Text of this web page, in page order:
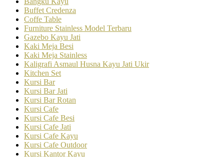
Buffet Credenza
Coffe Table
Furniture Stainless Model Terbaru
Gazebo Kayu Jati
Kaki Meja Besi
Kaki Meja Stainless
Kaligrafi Asmaul Husna Kayu Jati Ukir
Kitchen Set
Kursi Bar
Kursi Bar Jati
Kursi Bar Rotan
Kursi Cafe
Kursi Cafe Besi
Kursi Cafe Jati
Kursi Cafe Kayu
Kursi Cafe Outdoor
Kursi Kantor Kayu